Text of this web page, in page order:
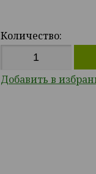
Количество:
Добавить в